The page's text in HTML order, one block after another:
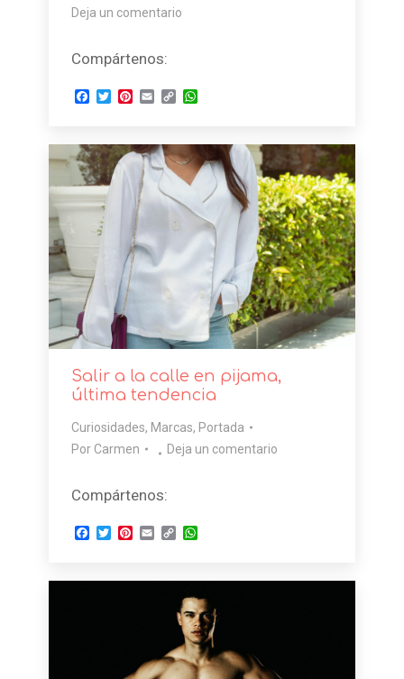
Deja un comentario
Compártenos:
Facebook
TwitterPinterest
EmailCopyWhatsApp
Salir a la calle en pijama,
última tendencia
Curiosidades, Marcas, Portada
Por Carmen Deja un comentario
Compártenos:
Facebook
TwitterPinterest
EmailCopyWhatsApp